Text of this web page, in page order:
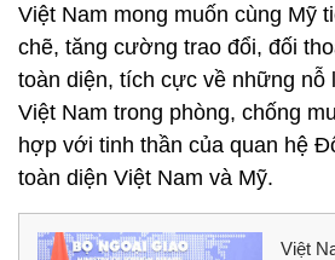
Việt Nam mong muốn cùng Mỹ
chẽ, tăng cường trao đổi, đối
toàn diện, tích cực về những nỗ
Việt Nam trong phòng, chống
hợp với tinh thần của quan hệ
toàn diện Việt Nam và Mỹ.
Việt